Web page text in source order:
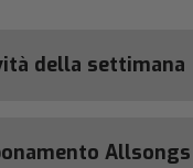
della settimana
Allsongs